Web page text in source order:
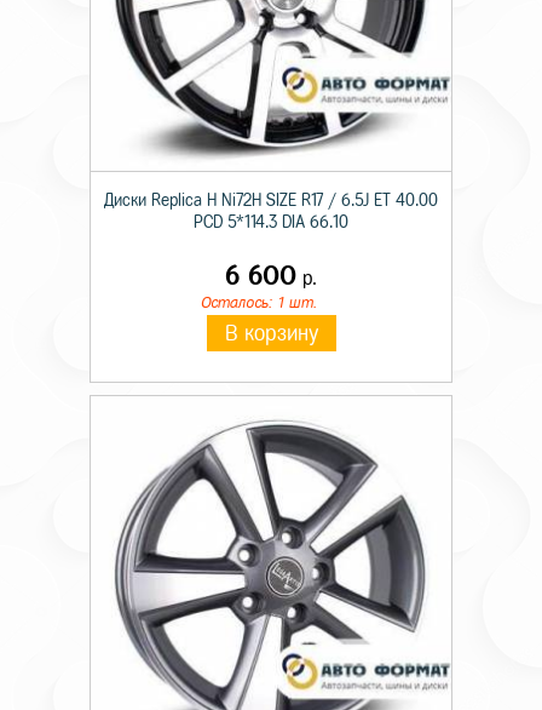
Диски Replica H Ni72H SIZE R17 / 6.5J ET 40.00
PCD 5*114.3 DIA 66.10
6 600 р.
Осталось: 1 шт.
В корзину